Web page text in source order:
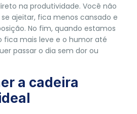
na produtividade. Você não
ajeitar, fica menos cansado e
No fim, quando estamos
fica mais leve e o humor até
passar o dia sem dor ou
a cadeira